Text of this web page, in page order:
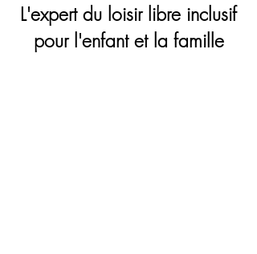
L'expert du loisir libre inclusif
pour l'enfant et la famille